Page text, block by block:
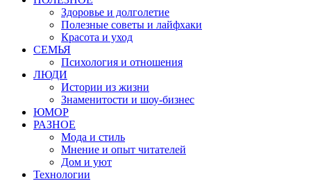
Здоровье и долголетие
Полезные советы и лайфхаки
Красота и уход
СЕМЬЯ
Психология и отношения
ЛЮДИ
Истории из жизни
Знаменитости и шоу-бизнес
ЮМОР
РАЗНОЕ
Мода и стиль
Мнение и опыт читателей
Дом и уют
Технологии